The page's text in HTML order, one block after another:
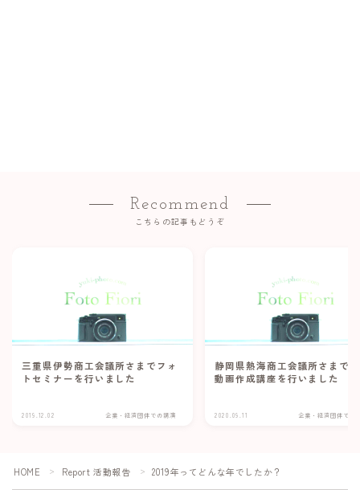
Recommend
こちらの記事もどうぞ
三重県伊勢商工会議所さまでフォ
トセミナーを行いました
2019.12.02 企業・経済団体での講演
静岡県熱海商工会議所さまで
動画作成講座を行いました
2020.09.11 企業・経済団体での
HOME ＞ Report 活動報告 ＞ 2019年ってどんな年でしたか？